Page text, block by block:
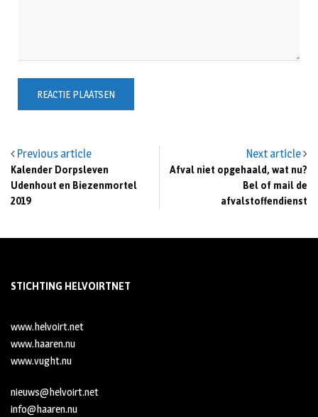
Previous article
Kalender Dorpsleven
Udenhout en Biezenmortel
2019
Next article
Afval niet opgehaald, wat nu?
Bel of mail de
afvalstoffendienst
STICHTING HELVOIRTNET
www.helvoirt.net
www.haaren.nu
www.vught.nu
nieuws@helvoirt.net
info@haaren.nu